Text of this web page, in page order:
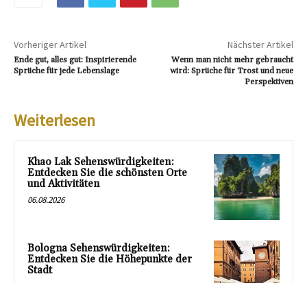
Vorheriger Artikel
Ende gut, alles gut: Inspirierende
Sprüche für jede Lebenslage
Nächster Artikel
Wenn man nicht mehr gebraucht
wird: Sprüche für Trost und neue
Perspektiven
Weiterlesen
Khao Lak Sehenswürdigkeiten:
Entdecken Sie die schönsten Orte
und Aktivitäten
06.08.2026
Bologna Sehenswürdigkeiten:
Entdecken Sie die Höhepunkte der
Stadt